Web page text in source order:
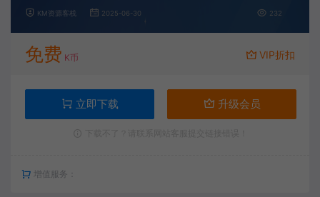
KM资源客栈 2025-06-30 232
免费 K币 VIP折扣
立即下载 升级会员
增值服务：